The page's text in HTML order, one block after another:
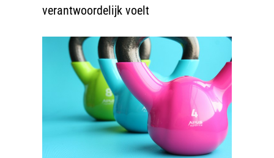
verantwoordelijk voelt
Bekijk
grotere
afbeelding